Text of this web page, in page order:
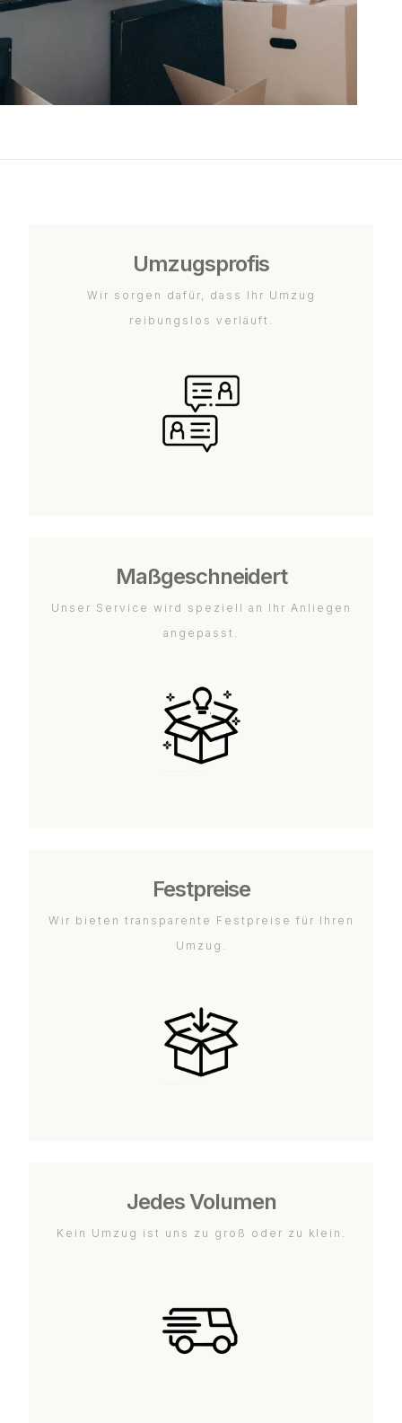
Umzugsprofis
Wir sorgen dafür, dass Ihr Umzug
reibungslos verläuft.
Maßgeschneidert
Unser Service wird speziell an Ihr Anliegen
angepasst.
Festpreise
Wir bieten transparente Festpreise für Ihren
Umzug.
Jedes Volumen
Kein Umzug ist uns zu groß oder zu klein.